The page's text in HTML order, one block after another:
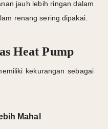
jauh lebih ringan dalam
renang sering dipakai.
Heat Pump
kekurangan sebagai
Mahal